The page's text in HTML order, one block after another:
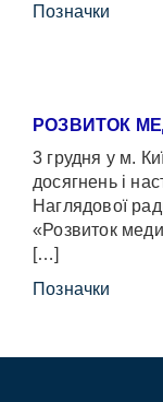
Позначки
РОЗВИТОК
3 грудня у м.
досягнень і
Наглядової
«Розвиток
[…]
Позначки